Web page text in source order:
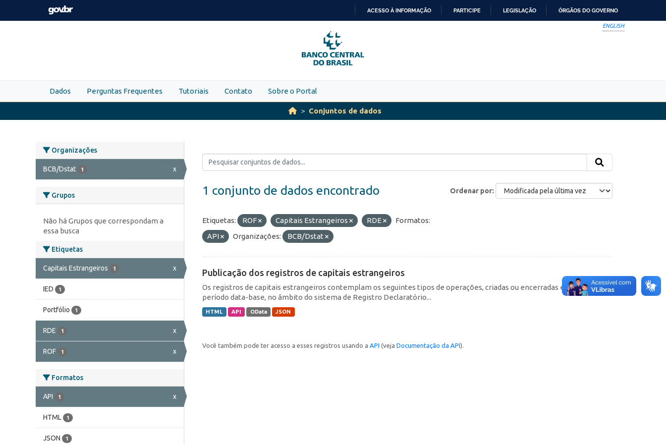
Skip to main content
PARA
O
CONTEÚDO
ACESSO À INFORMAÇÃO PARTICIPE LEGISLAÇÃO ÓRGÃOS DO GOVERNO
ENGLISH
Dados Perguntas Frequentes Tutoriais Contato Sobre o Portal
Conjuntos de dados
Organizações
BCB/Dstat 1 x
Grupos
Não há Grupos que correspondam a
essa busca
Etiquetas
Capitais Estrangeiros 1 x
IED 1
Portfólio 1
RDE 1 x
ROF 1 x
Formatos
API 1 x
HTML 1
JSON 1
Ordenar por
1 conjunto de dados encontrado
Etiquetas: ROF Capitais Estrangeiros RDE
Formatos:
API
Organizações: BCB/Dstat
Publicação dos registros de capitais estrangeiros
Os registros de capitais estrangeiros contemplam os seguintes tipos de operações, criadas ou encerradas em cada
período data-base, no âmbito do sistema de Registro Declaratório...
HTML API OData JSON
Você também pode ter acesso a esses registros usando a API (veja Documentação da API).